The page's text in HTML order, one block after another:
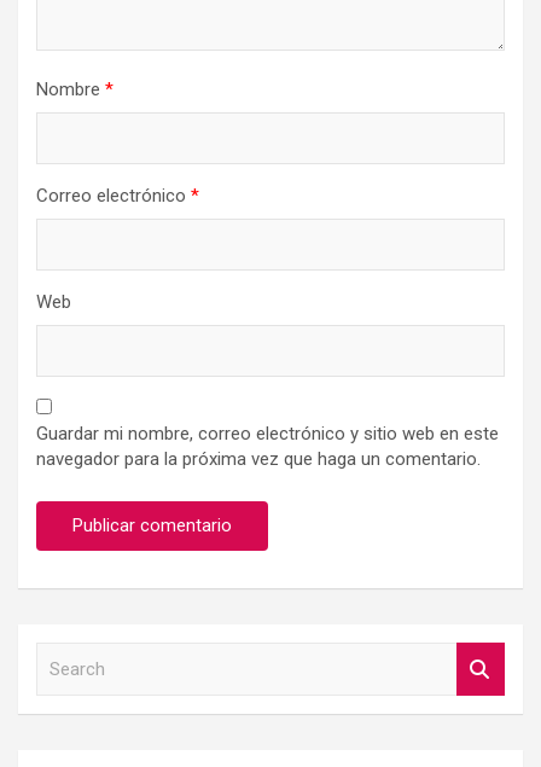
Nombre *
Correo electrónico *
Web
Guardar mi nombre, correo electrónico y sitio web en este
navegador para la próxima vez que haga un comentario.